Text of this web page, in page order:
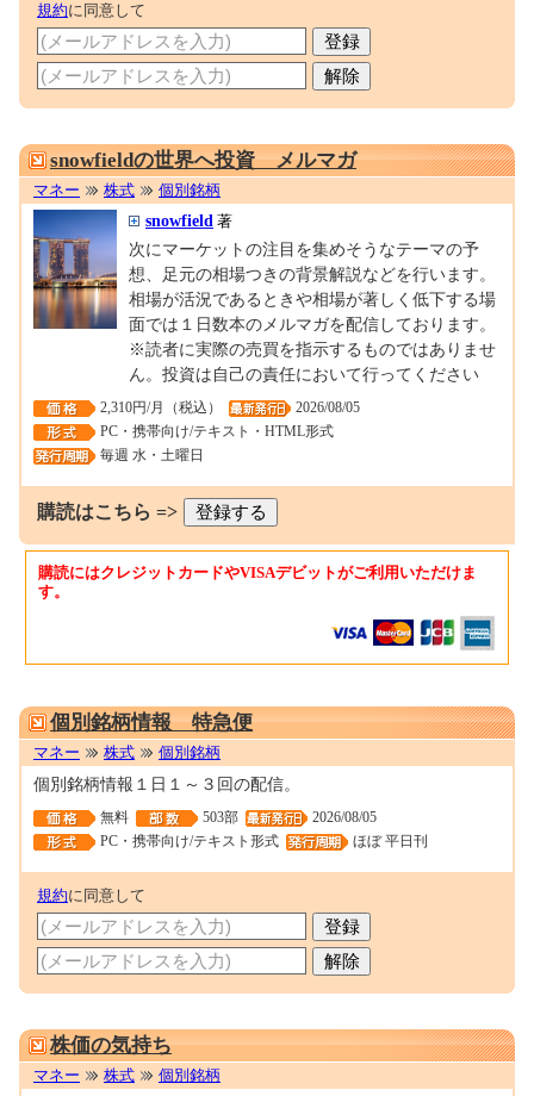
規約に同意して
snowfieldの世界へ投資 メルマガ
マネー 株式 個別銘柄
snowfield 著
次にマーケットの注目を集めそうなテーマの予
想、足元の相場つきの背景解説などを行います。
相場が活況であるときや相場が著しく低下する場
面では１日数本のメルマガを配信しております。
※読者に実際の売買を指示するものではありませ
ん。投資は自己の責任において行ってください
2,310円/月（税込）
2026/08/05
PC・携帯向け/テキスト・HTML形式
毎週 水・土曜日
購読はこちら =>
購読にはクレジットカードやVISAデビットがご利用いただけま
す。
個別銘柄情報 特急便
マネー 株式 個別銘柄
個別銘柄情報１日１～３回の配信。
無料 503部
2026/08/05
PC・携帯向け/テキスト形式
ほぼ 平日刊
規約に同意して
株価の気持ち
マネー 株式 個別銘柄